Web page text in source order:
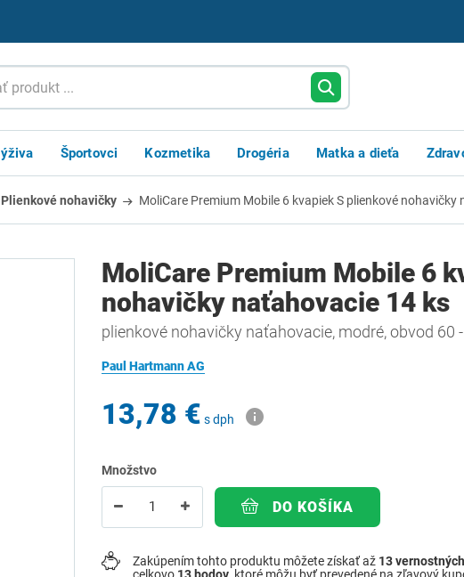
Športovci Kozmetika Drogéria Matka a dieťa
Plienkové nohavičky MoliCare Premium Mobile 6 kvapiek S plienkové nohavičky
MoliCare Premium Mobile 6
nohavičky naťahovacie 14 ks
plienkové nohavičky naťahovacie, modré, obvod 60
Paul Hartmann AG
13,78 € s dph
Množstvo
DO KOŠÍKA
Zakúpením tohto produktu môžete získať až 13
celkovo 13 bodov, ktoré môžu byť prevedené na zľavový